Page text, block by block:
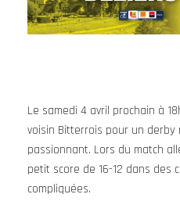
Le samedi 4 avril prochain à
voisin Bitterrois pour un derby
passionnant. Lors du match
petit score de 16-12 dans des
compliquées.